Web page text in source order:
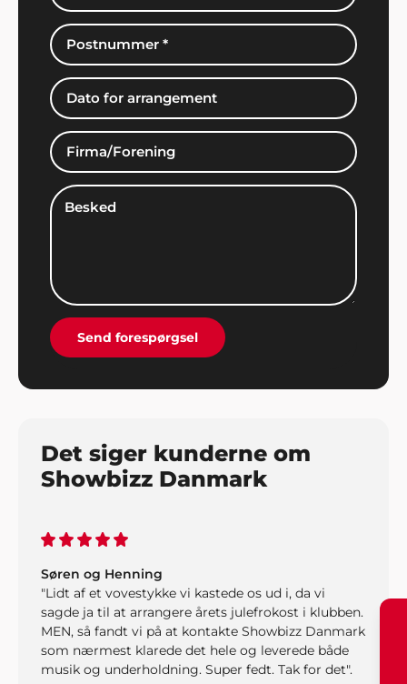
Send forespørgsel
Det siger kunderne om
Showbizz Danmark
Claus G. Mikkelsen
"Bestyrelsen og jeg fik igen et godt arrangement
op at stå. Denne gang leverede Showbizz Danmark
musikken og det var vi alle meget tilfredse med.
Gode anbefalinger herfra".
god inspiration og dialog gennem hele processen".
Søren og Henning
"Lidt af et vovestykke vi kastede os ud i, da vi
sagde ja til at arrangere årets julefrokost i klubben.
MEN, så fandt vi på at kontakte Showbizz Danmark
som nærmest klarede det hele og leverede både
musik og underholdning. Super fedt. Tak for det".